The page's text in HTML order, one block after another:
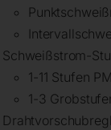
Schweißstrom-
1-11 Stufen
1-3